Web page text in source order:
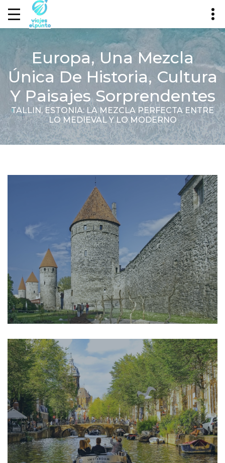
Europa, Una Mezcla
Única De Historia, Cultura
Y Paisajes Sorprendentes
TALLIN, ESTONIA: LA MEZCLA PERFECTA ENTRE
LO MEDIEVAL Y LO MODERNO